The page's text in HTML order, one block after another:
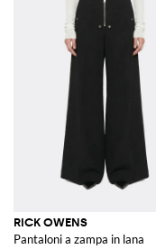
RICK OWENS
Pantaloni a zampa in lana